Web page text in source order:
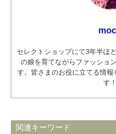
セレクトショップにて3年半ほ
の娘を育てながらファッショ
す。皆さまのお役に立てる情
す！
関連キーワード